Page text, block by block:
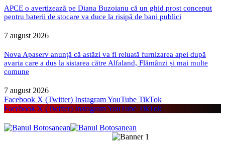
APCE o avertizează pe Diana Buzoianu că un ghid prost conceput
pentru baterii de stocare va duce la risipă de bani publici
7 august 2026
Nova Apaserv anunță că astăzi va fi reluată furnizarea apei după
avaria care a dus la sistarea către Alfaland, Flămânzi și mai multe
comune
7 august 2026
Facebook X (Twitter) InstagramYouTube TikTok
Facebook X (Twitter) InstagramYouTube TikTok